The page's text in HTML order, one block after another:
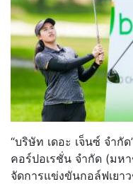
“บริษัท เดอะ เจ็นซ์ จำกั
คอร์ปอเรชั่น จำกัด (มห
จัดการแข่งขันกอล์ฟเยา